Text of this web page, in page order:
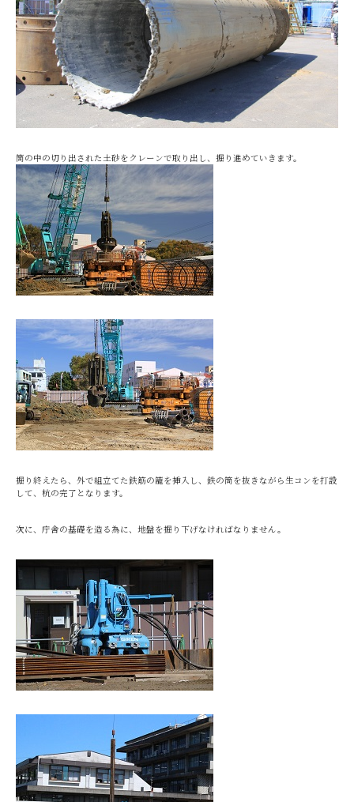
筒の中の切り出された土砂をクレーンで取り出し、掘り進めていきます。
掘り終えたら、外で組立てた鉄筋の籠を挿入し、鉄の筒を抜きながら生コンを打設
して、杭の完了となります。
次に、庁舎の基礎を造る為に、地盤を掘り下げなければなりません。